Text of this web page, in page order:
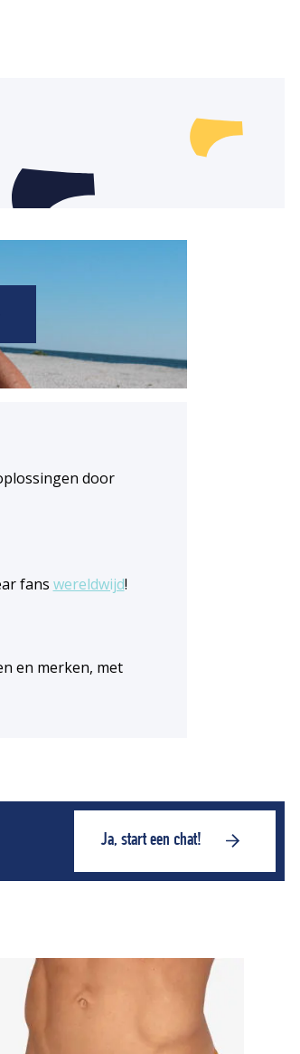
door
fans wereldwijd!
en merken, met
Ja, start een chat!